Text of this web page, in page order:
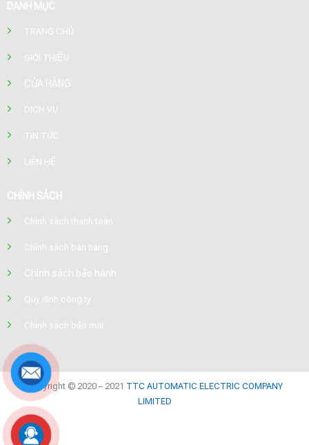
DANH MỤC
TRANG CHỦ
GIỚI THIỆU
CỬA HÀNG
DỊCH VỤ
TIN TỨC
LIÊN HỆ
CHÍNH SÁCH
Chính sách thanh toán
Chính sách bán hàng
Chính sách bảo hành
Quy định công ty
Chính sách bảo mật
Copyright © 2020 – 2021 TTC AUTOMATIC ELECTRIC COMPANY
LIMITED